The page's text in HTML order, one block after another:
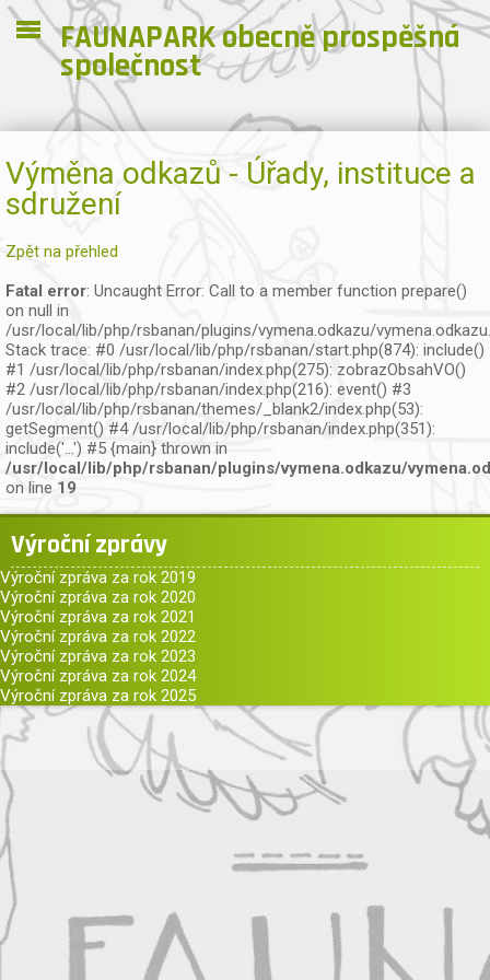
FAUNAPARK obecně prospěšná
společnost
Výměna odkazů - Úřady, instituce a
sdružení
Zpět na přehled
Fatal error: Uncaught Error: Call to a member function prepare()
on null in
/usr/local/lib/php/rsbanan/plugins/vymena.odkazu/
Stack trace: #0 /usr/local/lib/php/rsbanan/start.php(874): include()
#1 /usr/local/lib/php/rsbanan/index.php(275): zobrazObsahVO()
#2 /usr/local/lib/php/rsbanan/index.php(216): event() #3
/usr/local/lib/php/rsbanan/themes/_blank2/index.php(53):
getSegment() #4 /usr/local/lib/php/rsbanan/index.php(351):
include('...') #5 {main} thrown in
/usr/local/lib/php/rsbanan/plugins/vymena.odkazu/
on line 19
Výroční zprávy
Výroční zpráva za rok 2019
Výroční zpráva za rok 2020
Výroční zpráva za rok 2021
Výroční zpráva za rok 2022
Výroční zpráva za rok 2023
Výroční zpráva za rok 2024
Výroční zpráva za rok 2025